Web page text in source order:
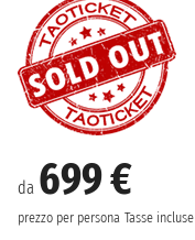
da 699 €
prezzo per persona Tasse incluse